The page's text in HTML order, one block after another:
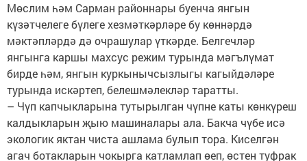
Мөслим һәм Сарман районнары буенча янгын
күзәтчелеге бүлеге хезмәткәрләре бу көннәрдә
мәктәпләрдә дә очрашулар үткәрде. Белгечләр
янгынга каршы махсус режим турында мәгълүмат
бирде һәм, янгын куркынычсызлыгы кагыйдәләре
турында искәртеп, белешмәлекләр таратты.
– Чүп капчыкларына тутырылган чүпне каты көнкүреш
калдыкларын җыю машиналары ала. Бакча чүбе исә
экологик яктан чиста ашлама булып тора. Киселгән
агач ботакларын чокырга катламлап өеп, өстен туфрак